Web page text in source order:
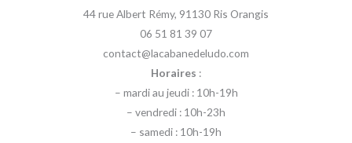
44 rue Albert Rémy, 91130 Ris Orangis
06 51 81 39 07
contact@lacabanedeludo.com
Horaires :
– mardi au jeudi : 10h-19h
– vendredi : 10h-23h
– samedi : 10h-19h